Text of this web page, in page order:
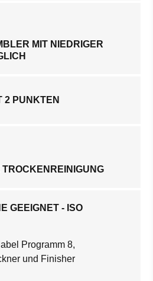
MIT NIEDRIGER
2 PUNKTEN
GEEIGNET - ISO
Programm 8,
und Finisher